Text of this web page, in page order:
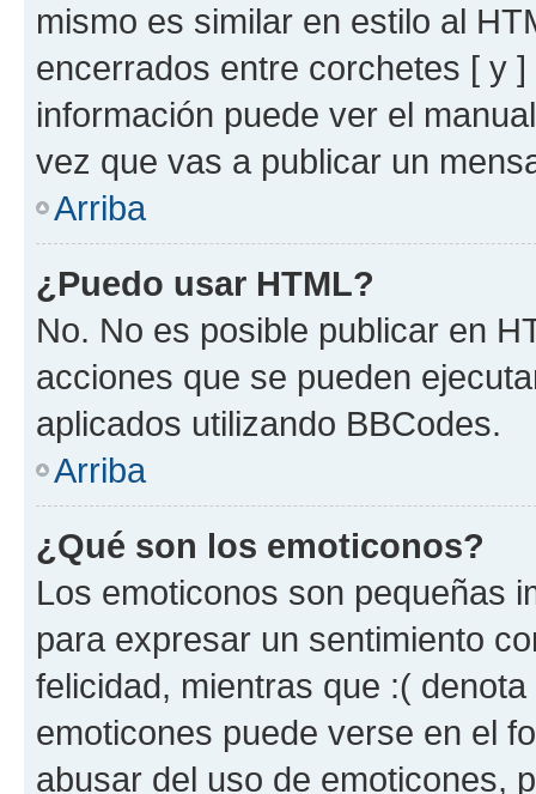
mismo es similar en estilo al
encerrados entre corchetes [ y
información puede ver el
vez que vas a publicar un
Arriba
¿Puedo usar HTML?
No. No es posible publicar en
acciones que se pueden
aplicados utilizando BBCodes.
Arriba
¿Qué son los emoticonos?
Los emoticonos son pequeñas
para expresar un sentimiento
felicidad, mientras que :(
emoticones puede verse en el
abusar del uso de emoticones,